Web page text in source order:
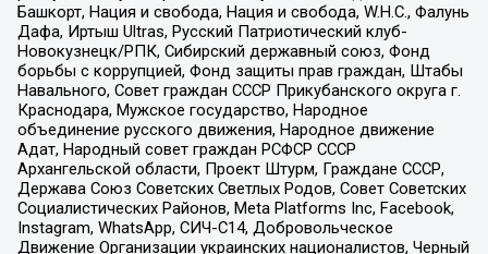
Башкорт, Нация и свобода, Нация и свобода, W.H.С., Фалунь
Дафа, Иртыш Ultras, Русский Патриотический клуб-
Новокузнецк/РПК, Сибирский державный союз, Фонд
борьбы с коррупцией, Фонд защиты прав граждан, Штабы
Навального, Совет граждан СССР Прикубанского округа г.
Краснодара, Мужское государство, Народное
объединение русского движения, Народное движение
Адат, Народный совет граждан РСФСР СССР
Архангельской области, Проект Штурм, Граждане СССР,
Держава Союз Советских Светлых Родов, Совет Советских
Социалистических Районов, Meta Platforms Inc, Facebook,
Instagram, WhatsApp, СИЧ-С14, Добровольческое
Движение Организации украинских националистов, Черный